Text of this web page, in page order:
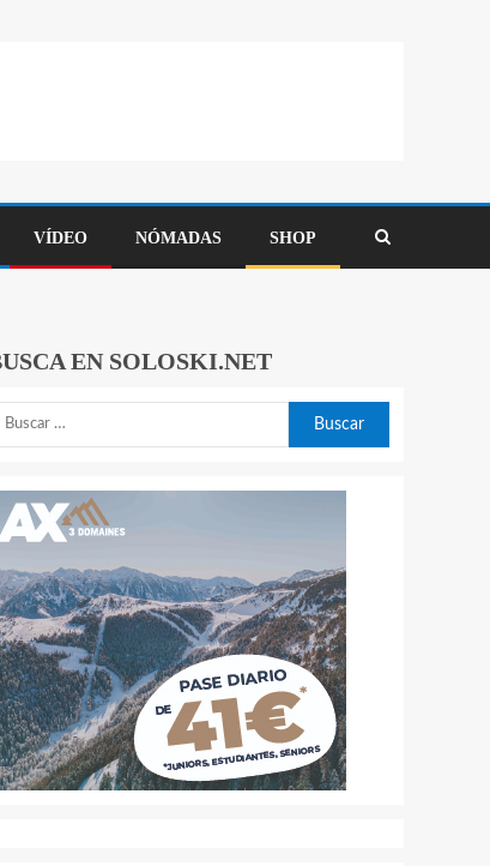
VÍDEO NÓMADAS SHOP
EN SOLOSKI.NET